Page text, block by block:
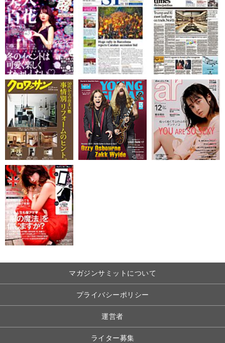
マガジンサミットについて
プライバシーポリシー
運営者
ライター募集